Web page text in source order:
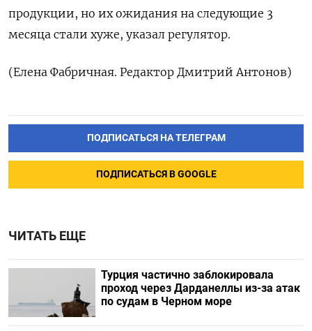
‌продукции, но их ожидания ‌на следующие 3
месяца стали ​хуже, указал регулятор.
(Елена Фабричная. ‌Редактор Дмитрий Антонов)
ПОДПИСАТЬСЯ НА ТЕЛЕГРАМ
ПОДПИСАТЬСЯ В GOOGLE
ЧИТАТЬ ЕЩЕ
Турция частично заблокировала
проход через Дарданеллы из-за атак
по судам в Черном море